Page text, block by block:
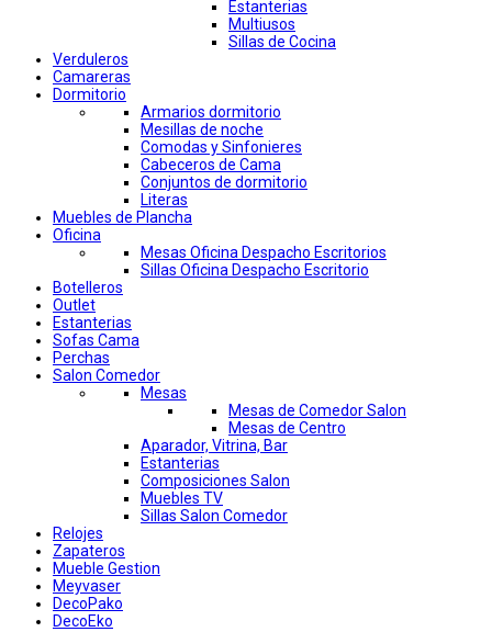
Estanterias
Multiusos
Sillas de Cocina
Verduleros
Camareras
Dormitorio
Armarios dormitorio
Mesillas de noche
Comodas y Sinfonieres
Cabeceros de Cama
Conjuntos de dormitorio
Literas
Muebles de Plancha
Oficina
Mesas Oficina Despacho Escritorios
Sillas Oficina Despacho Escritorio
Botelleros
Outlet
Estanterias
Sofas Cama
Perchas
Salon Comedor
Mesas
Mesas de Comedor Salon
Mesas de Centro
Aparador, Vitrina, Bar
Estanterias
Composiciones Salon
Muebles TV
Sillas Salon Comedor
Relojes
Zapateros
Mueble Gestion
Meyvaser
DecoPako
DecoEko